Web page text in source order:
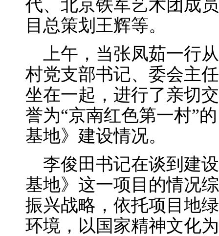
代、北京铁军艺术团成
目总策划王辉等。
上午，当张凤茹一行
村党支部书记、委会主
坐在一起，进行了亲切
誉为“京南红色第一村”
基地》建设情况。
李俊田书记在谈到建
基地》这一项目的情况
振兴战略，依托项目地
环境，以国家精神文化